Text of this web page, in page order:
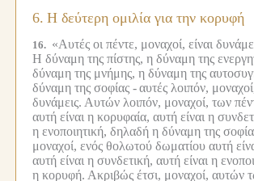
6. Η δεύτερη ομιλία για την κορυφή
16. «Αυτές οι πέντε, μοναχοί, είναι
Η δύναμη της πίστης, η δύναμη της
δύναμη της μνήμης, η δύναμη της
δύναμη της σοφίας -αυτές λοιπόν,
δυνάμεις. Αυτών λοιπόν, μοναχοί, των
αυτή είναι η κορυφαία, αυτή είναι η
η ενοποιητική, δηλαδή η δύναμη της
μοναχοί, ενός θολωτού δωματίου αυτή
αυτή είναι η συνδετική, αυτή είναι η
η κορυφή. Ακριβώς έτσι, μοναχοί, αυτών